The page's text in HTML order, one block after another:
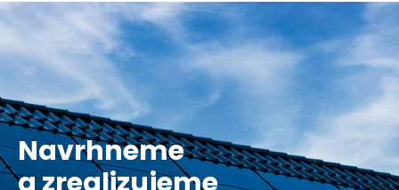
Navrhneme